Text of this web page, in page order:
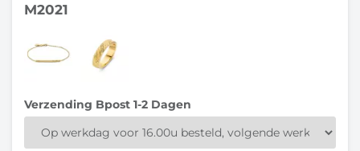
M2021
Verzending Bpost 1-2 Dagen